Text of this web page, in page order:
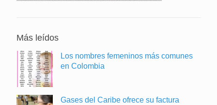
Más leídos
Los nombres femeninos más comunes
en Colombia
Gases del Caribe ofrece su factura